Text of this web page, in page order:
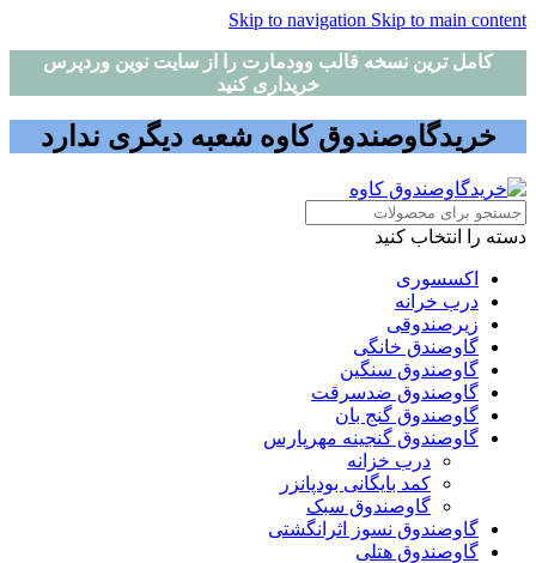
Skip to navigation Skip to main content
کامل ترین نسخه قالب وودمارت را از سایت نوین وردپرس
خریداری کنید
خریدگاوصندوق کاوه شعبه دیگری ندارد
دسته را انتخاب کنید
اکسسوری
درب خرانه
زیرصندوقی
گاوصندق خانگی
گاوصندوق سنگین
گاوصندوق ضدسرقت
گاوصندوق گنج بان
گاوصندوق گنجینه مهرپارس
درب خزانه
کمد بایگانی بودپانزر
گاوصندوق سبک
گاوصندوق نسوز اثرانگشتی
گاوصندوق هتلی